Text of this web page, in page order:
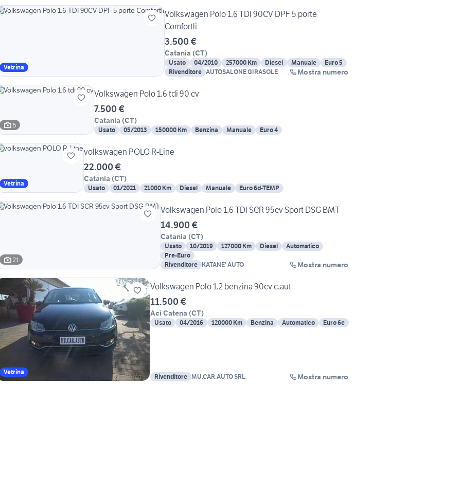
Vetrina
Volkswagen Polo 1.6 TDI 90CV DPF 5 porte
Comfortli
3.500 €
Catania (CT)
Usato 04/2010 257000 Km Diesel Manuale
Euro 5
Rivenditore AUTOSALONE GIRASOLE Mostra numero
5
Volkswagen Polo 1.6 tdi 90 cv
7.500 €
Catania (CT)
Usato 05/2013 150000 Km Benzina Manuale Euro 4
Vetrina
volkswagen POLO R-Line
22.000 €
Catania (CT)
Usato 01/2021 21000 Km Diesel Manuale Euro 6d-TEMP
21
Volkswagen Polo 1.6 TDI SCR 95cv Sport DSG BMT
14.900 €
Catania (CT)
Usato 10/2019 127000 Km Diesel
Automatico
Pre-Euro
Rivenditore KATANE' AUTO Mostra numero
Vetrina
Volkswagen Polo 1.2 benzina 90cv c.aut
11.500 €
Aci Catena (CT)
Usato 04/2016 120000 Km Benzina Automatico Euro 6e
Rivenditore MU.CAR.AUTO SRL Mostra numero